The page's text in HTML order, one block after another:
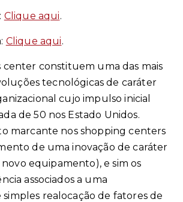
Clique aqui.
Clique aqui.
center constituem uma das mais
tecnológicas de caráter
cujo impulso inicial
de 50 nos Estado Unidos.
marcante nos shopping centers
de uma inovação de caráter
novo equipamento), e sim os
associados a uma
realocação de fatores de